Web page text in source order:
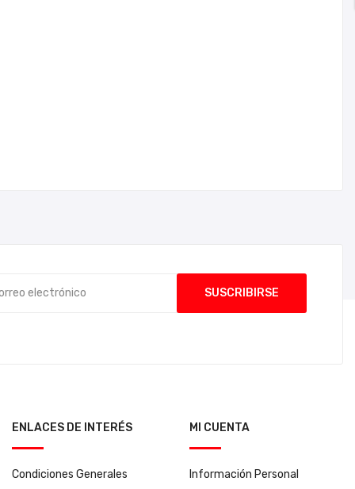
ENLACES DE INTERÉS
Condiciones Generales
MI CUENTA
Información Personal